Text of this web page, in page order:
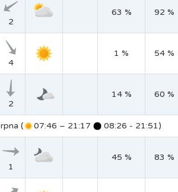
2
63 % 92 %
4
1 % 54 %
2
14 % 60 %
( 07:46 – 21:17 08:26 - 21:51)
1
45 % 83 %